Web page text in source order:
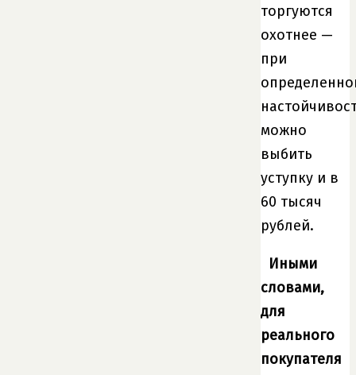
торгуются
охотнее —
при
можно
выбить
уступку и в
60 тысяч
рублей.
Иными
словами,
для
реального
покупателя